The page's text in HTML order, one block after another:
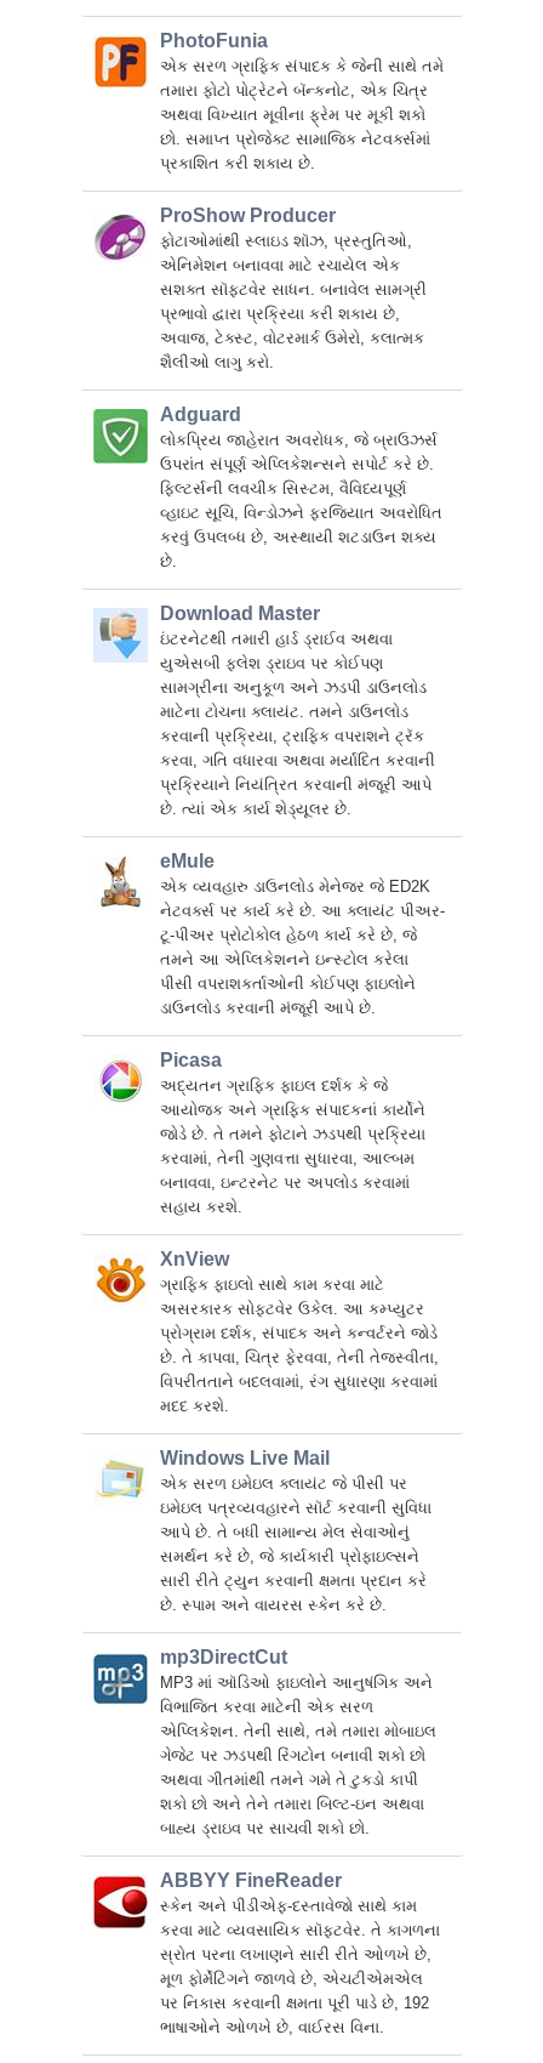
PhotoFunia
એક સરળ ગ્રાફિક સંપાદક કે જેની સાથે તમે
તમારા ફોટો પોટ્રેટને બૅન્કનોટ, એક ચિત્ર
અથવા વિખ્યાત મૂવીના ફ્રેમ પર મૂકી શકો
છો. સમાપ્ત પ્રોજેક્ટ સામાજિક નેટવર્ક્સમાં
પ્રકાશિત કરી શકાય છે.
ProShow Producer
ફોટાઓમાંથી સ્લાઇડ શૉઝ, પ્રસ્તુતિઓ,
એનિમેશન બનાવવા માટે રચાયેલ એક
સશક્ત સૉફ્ટવેર સાધન. બનાવેલ સામગ્રી
પ્રભાવો દ્વારા પ્રક્રિયા કરી શકાય છે,
અવાજ, ટેક્સ્ટ, વોટરમાર્ક ઉમેરો, કલાત્મક
શૈલીઓ લાગુ કરો.
Adguard
લોકપ્રિય જાહેરાત અવરોધક, જે બ્રાઉઝર્સ
ઉપરાંત સંપૂર્ણ એપ્લિકેશન્સને સપોર્ટ કરે છે.
ફિલ્ટર્સની લવચીક સિસ્ટમ, વૈવિધ્યપૂર્ણ
વ્હાઇટ સૂચિ, વિન્ડોઝને ફરજિયાત અવરોધિત
કરવું ઉપલબ્ધ છે, અસ્થાયી શટડાઉન શક્ય
છે.
Download Master
ઇંટરનેટથી તમારી હાર્ડ ડ્રાઈવ અથવા
યુએસબી ફ્લેશ ડ્રાઇવ પર કોઈપણ
સામગ્રીના અનુકૂળ અને ઝડપી ડાઉનલોડ
માટેના ટોચના ક્લાયંટ. તમને ડાઉનલોડ
કરવાની પ્રક્રિયા, ટ્રાફિક વપરાશને ટ્રૅક
કરવા, ગતિ વધારવા અથવા મર્યાદિત કરવાની
પ્રક્રિયાને નિયંત્રિત કરવાની મંજૂરી આપે
છે. ત્યાં એક કાર્ય શેડ્યૂલર છે.
eMule
એક વ્યવહારુ ડાઉનલોડ મેનેજર જે ED2K
નેટવર્ક્સ પર કાર્ય કરે છે. આ ક્લાયંટ પીઅર-
ટૂ-પીઅર પ્રોટોકોલ હેઠળ કાર્ય કરે છે, જે
તમને આ એપ્લિકેશનને ઇન્સ્ટોલ કરેલા
પીસી વપરાશકર્તાઓની કોઈપણ ફાઇલોને
ડાઉનલોડ કરવાની મંજૂરી આપે છે.
Picasa
અદ્યતન ગ્રાફિક ફાઇલ દર્શક કે જે
આયોજક અને ગ્રાફિક સંપાદકનાં કાર્યોને
જોડે છે. તે તમને ફોટાને ઝડપથી પ્રક્રિયા
કરવામાં, તેની ગુણવત્તા સુધારવા, આલ્બમ
બનાવવા, ઇન્ટરનેટ પર અપલોડ કરવામાં
સહાય કરશે.
XnView
ગ્રાફિક ફાઇલો સાથે કામ કરવા માટે
અસરકારક સોફ્ટવેર ઉકેલ. આ કમ્પ્યુટર
પ્રોગ્રામ દર્શક, સંપાદક અને કન્વર્ટરને જોડે
છે. તે કાપવા, ચિત્ર ફેરવવા, તેની તેજસ્વીતા,
વિપરીતતાને બદલવામાં, રંગ સુધારણા કરવામાં
મદદ કરશે.
Windows Live Mail
એક સરળ ઇમેઇલ ક્લાયંટ જે પીસી પર
ઇમેઇલ પત્રવ્યવહારને સૉર્ટ કરવાની સુવિધા
આપે છે. તે બધી સામાન્ય મેલ સેવાઓનું
સમર્થન કરે છે, જે કાર્યકારી પ્રોફાઇલ્સને
સારી રીતે ટ્યુન કરવાની ક્ષમતા પ્રદાન કરે
છે. સ્પામ અને વાયરસ સ્કેન કરે છે.
mp3DirectCut
MP3 માં ઑડિઓ ફાઇલોને આનુષંગિક અને
વિભાજિત કરવા માટેની એક સરળ
એપ્લિકેશન. તેની સાથે, તમે તમારા મોબાઇલ
ગેજેટ પર ઝડપથી રિંગટોન બનાવી શકો છો
અથવા ગીતમાંથી તમને ગમે તે ટુકડો કાપી
શકો છો અને તેને તમારા બિલ્ટ-ઇન અથવા
બાહ્ય ડ્રાઇવ પર સાચવી શકો છો.
ABBYY FineReader
સ્કેન અને પીડીએફ-દસ્તાવેજો સાથે કામ
કરવા માટે વ્યવસાયિક સૉફ્ટવેર. તે કાગળના
સ્રોત પરના લખાણને સારી રીતે ઓળખે છે,
મૂળ ફોર્મેટિંગને જાળવે છે, એચટીએમએલ
પર નિકાસ કરવાની ક્ષમતા પૂરી પાડે છે, 192
ભાષાઓને ઓળખે છે, વાઈરસ વિના.